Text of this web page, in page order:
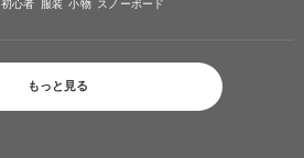
初心者 服装 小物 スノーボード
もっと見る